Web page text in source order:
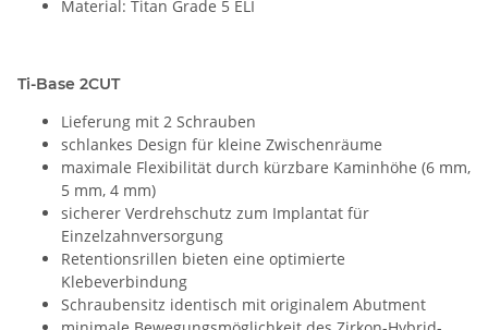
Material: Titan Grade 5 ELI
Ti-Base 2CUT
Lieferung mit 2 Schrauben
schlankes Design für kleine Zwischenräume
maximale Flexibilität durch kürzbare Kaminhöhe (6 mm,
5 mm, 4 mm)
sicherer Verdrehschutz zum Implantat für
Einzelzahnversorgung
Retentionsrillen bieten eine optimierte
Klebeverbindung
Schraubensitz identisch mit originalem Abutment